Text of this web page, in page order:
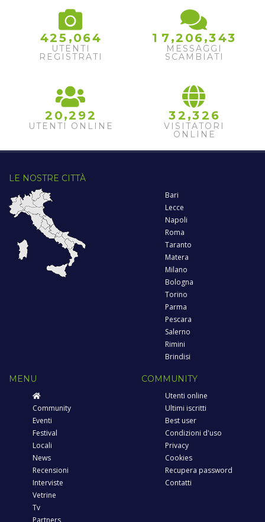
425 ,064
UTENTI
REGISTRATI
1 7 ,2 06,343
4
MESSAGGI
SCAMBIATI
2 0,2 92
UTENTI ONLINE
32 ,32 6
VISITATORI
ONLINE
LE NOSTRE CITTÀ
Bari
Lecce
Napoli
Roma
Taranto
Matera
Milano
Bologna
Torino
Parma
Pescara
Salerno
Rimini
Brindisi
MENU
Community
Eventi
Festival
Locali
News
Recensioni
Interviste
Vetrine
Tv
COMMUNITY
Utenti online
Ultimi iscritti
Best user
Condizioni d'uso
Privacy
Cookies
Recupera password
Contatti